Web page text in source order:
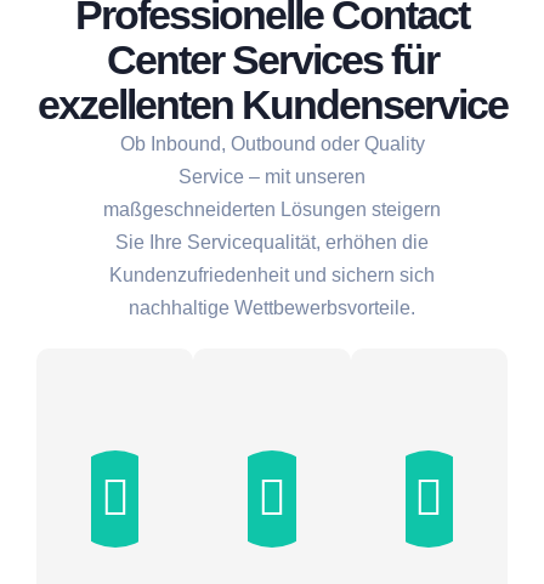
Professionelle Contact
Center Services für
exzellenten Kundenservice
Ob Inbound, Outbound oder Quality
Service – mit unseren
maßgeschneiderten Lösungen steigern
Sie Ihre Servicequalität, erhöhen die
Kundenzufriedenheit und sichern sich
nachhaltige Wettbewerbsvorteile.